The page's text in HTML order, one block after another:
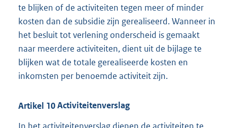
te blijken of de activiteiten tegen meer of minder
kosten dan de subsidie zijn gerealiseerd. Wanneer in
het besluit tot verlening onderscheid is gemaakt
naar meerdere activiteiten, dient uit de bijlage te
blijken wat de totale gerealiseerde kosten en
inkomsten per benoemde activiteit zijn.
Artikel 10Activiteitenverslag